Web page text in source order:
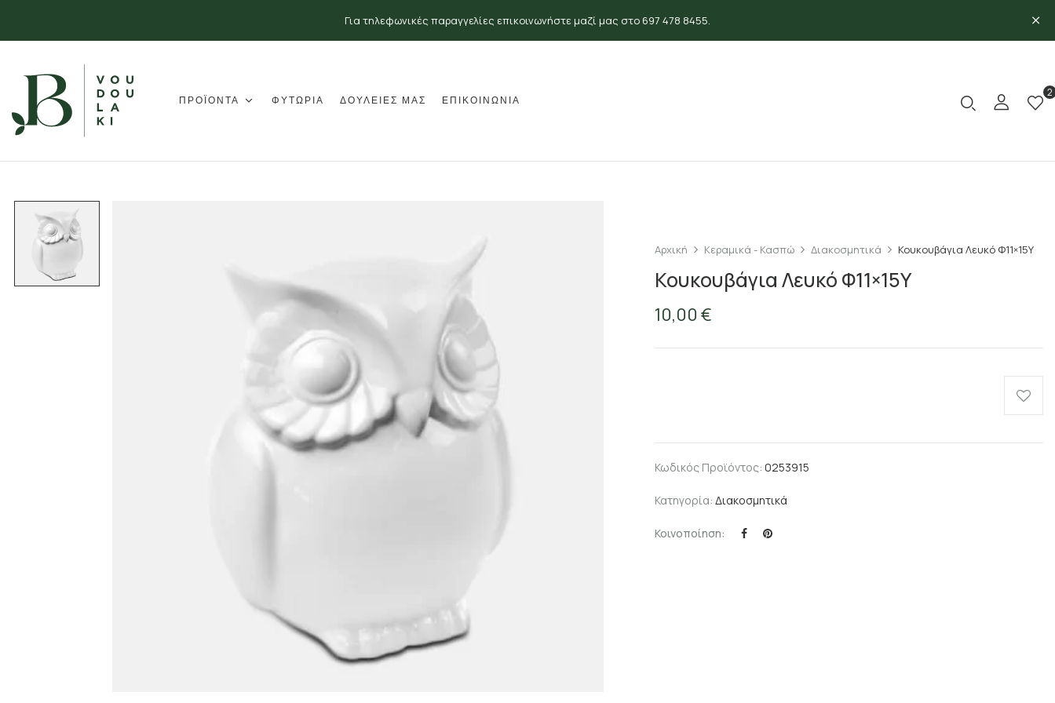
Για τηλεφωνικές παραγγελίες επικοινωνήστε μαζί μας στο 697 478 8455.
ΠΡΟΪΟΝΤΑ ΦΥΤΩΡΙΑ ΔΟΥΛΕΙΕΣ ΜΑΣ ΕΠΙΚΟΙΝΩΝΙΑ
2
Αρχική Κεραμικά - Κασπώ Διακοσμητικά Κουκουβάγια Λευκό Φ11×15Υ
Κουκουβάγια Λευκό Φ11×15Υ
10,00 €
Κωδικός Προϊόντος: 0253915
Κατηγορία: Διακοσμητικά
Κοινοποίηση: